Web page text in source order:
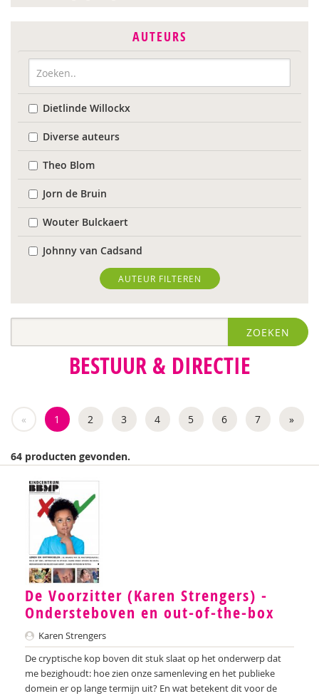
AUTEURS
Dietlinde Willockx
Diverse auteurs
Theo Blom
Jorn de Bruin
Wouter Bulckaert
Johnny van Cadsand
Wilmie Colbers
Tom Compaijen
Bart Declercq
Monique Dongelmans
Anneke Guis
Marie-Claire van Hessen
Gidi Heynens
Josette Hoex
Hester Hulpia
Jeanette de Jong
Maria Jongsma
Corona Koek
Lucy Kok
AUTEUR FILTEREN
ZOEKEN
BESTUUR & DIRECTIE
« 1 2 3 4 5 6 7 »
64 producten gevonden.
De Voorzitter (Karen Strengers) -
Ondersteboven en out-of-the-box
Karen Strengers
De cryptische kop boven dit stuk slaat op het onderwerp dat
me bezighoudt: hoe zien onze samenleving en het publieke
domein er op lange termijn uit? En wat betekent dit voor de